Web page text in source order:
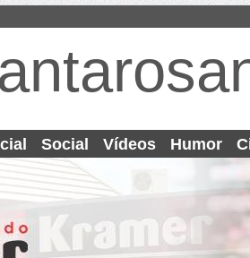
Social Vídeos Humor